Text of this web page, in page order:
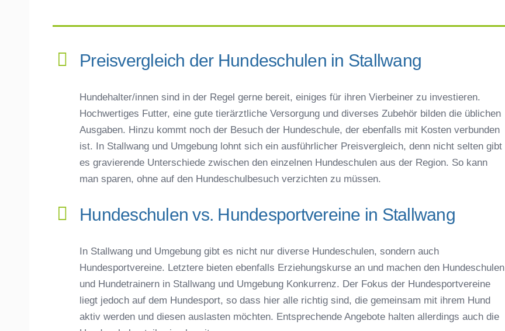
Preisvergleich der Hundeschulen in Stallwang
Hundehalter/innen sind in der Regel gerne bereit, einiges für ihren Vierbeiner zu investieren.
Hochwertiges Futter, eine gute tierärztliche Versorgung und diverses Zubehör bilden die üblichen
Ausgaben. Hinzu kommt noch der Besuch der Hundeschule, der ebenfalls mit Kosten verbunden
ist. In Stallwang und Umgebung lohnt sich ein ausführlicher Preisvergleich, denn nicht selten gibt
es gravierende Unterschiede zwischen den einzelnen Hundeschulen aus der Region. So kann
man sparen, ohne auf den Hundeschulbesuch verzichten zu müssen.
Hundeschulen vs. Hundesportvereine in Stallwang
In Stallwang und Umgebung gibt es nicht nur diverse Hundeschulen, sondern auch
Hundesportvereine. Letztere bieten ebenfalls Erziehungskurse an und machen den Hundeschulen
und Hundetrainern in Stallwang und Umgebung Konkurrenz. Der Fokus der Hundesportvereine
liegt jedoch auf dem Hundesport, so dass hier alle richtig sind, die gemeinsam mit ihrem Hund
aktiv werden und diesen auslasten möchten. Entsprechende Angebote halten allerdings auch die